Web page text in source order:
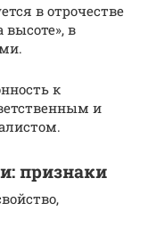
в отрочестве
высоте», в
к
и
признаки